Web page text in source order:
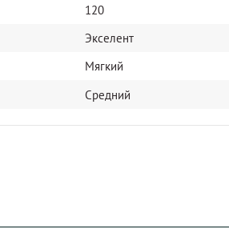
120
Экселент
Мягкий
Средний